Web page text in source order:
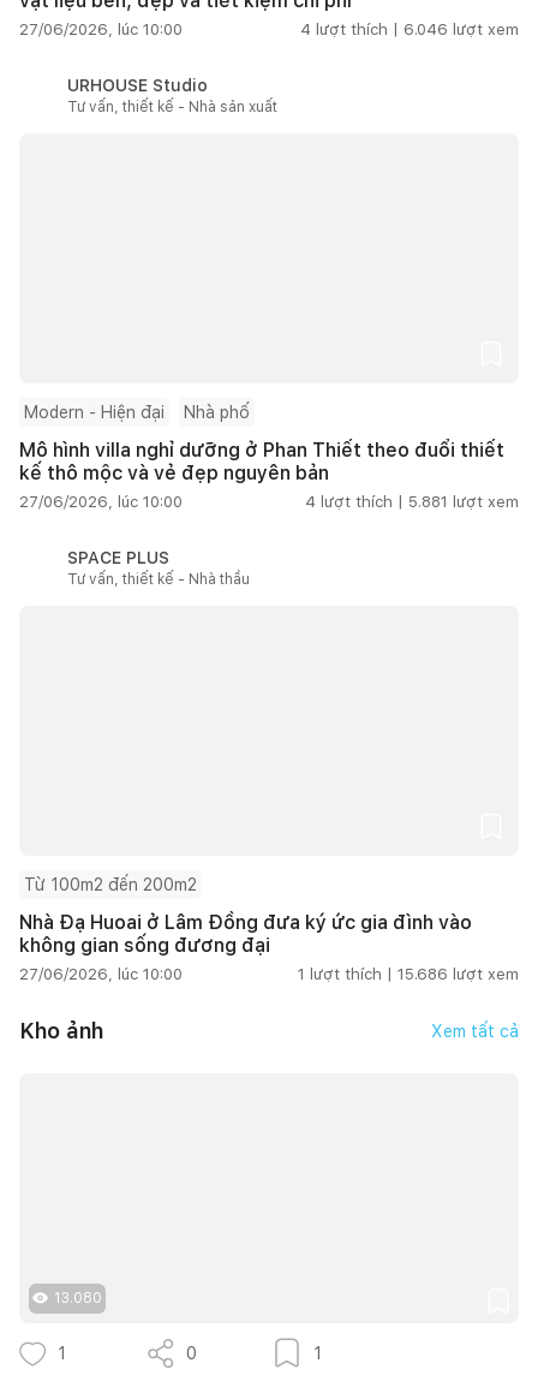
27/06/2026, lúc 10:00 4 lượt thích | 6.046 lượt xem
URHOUSE Studio
Tư vấn, thiết kế - Nhà sản xuất
Modern - Hiện đại Nhà phố
Mô hình villa nghỉ dưỡng ở Phan Thiết theo đuổi thiết
kế thô mộc và vẻ đẹp nguyên bản
27/06/2026, lúc 10:00 4 lượt thích | 5.881 lượt xem
SPACE PLUS
Tư vấn, thiết kế - Nhà thầu
Từ 100m2 đến 200m2
Nhà Đạ Huoai ở Lâm Đồng đưa ký ức gia đình vào
không gian sống đương đại
27/06/2026, lúc 10:00 1 lượt thích | 15.686 lượt xem
Kho ảnh Xem tất cả
13.080
1 0 1